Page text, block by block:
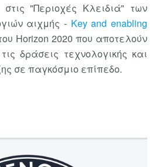
"Περιοχές Κλειδιά" των
αιχμής - Key and enabling
Horizon 2020 που αποτελούν
δράσεις τεχνολογικής και
σε παγκόσμιο επίπεδο.